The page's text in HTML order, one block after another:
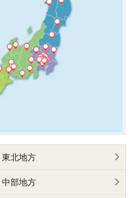
東北地方
中部地方